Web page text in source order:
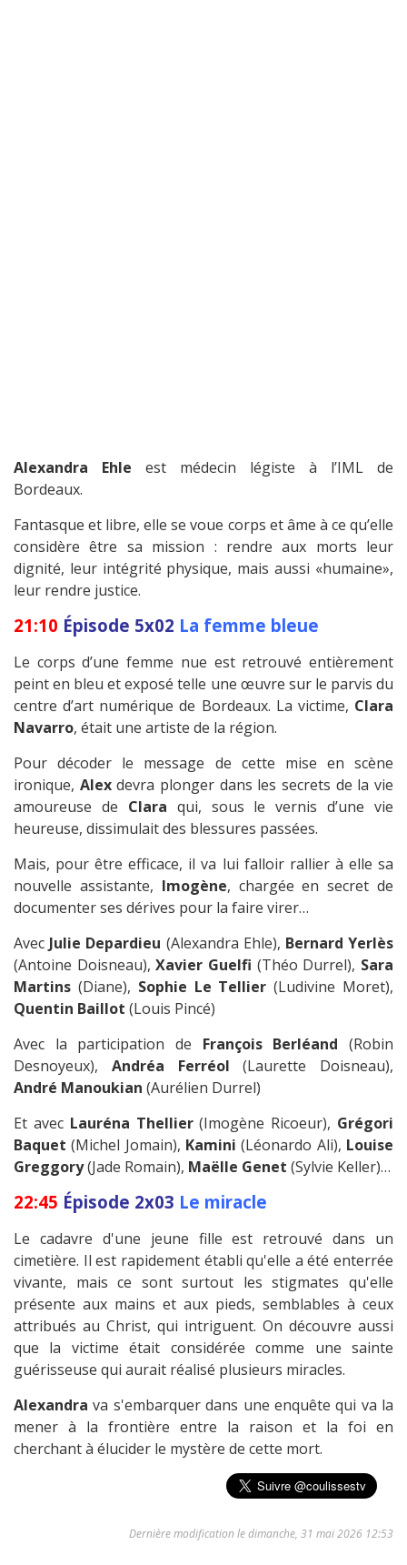
Alexandra Ehle est médecin légiste à l’IML de
Bordeaux.
Fantasque et libre, elle se voue corps et âme à ce qu’elle
considère être sa mission : rendre aux morts leur
dignité, leur intégrité physique, mais aussi «humaine»,
leur rendre justice.
21:10 Épisode 5x02 La femme bleue
Le corps d’une femme nue est retrouvé entièrement
peint en bleu et exposé telle une œuvre sur le parvis du
centre d’art numérique de Bordeaux. La victime, Clara
Navarro, était une artiste de la région.
Pour décoder le message de cette mise en scène
ironique, Alexdevra plonger dans les secrets de la vie
amoureuse de Clara qui, sous le vernis d’une vie
heureuse, dissimulait des blessures passées.
Mais, pour être efficace, il va lui falloir rallier à elle sa
nouvelle assistante, Imogène, chargée en secret de
documenter ses dérives pour la faire virer…
Avec Julie Depardieu (Alexandra Ehle), Bernard Yerlès
(Antoine Doisneau),Xavier Guelfi (Théo Durrel), Sara
Martins (Diane), Sophie Le Tellier(Ludivine Moret),
Quentin Baillot (Louis Pincé)
Avec la participation de
François Berléand(Robin
Desnoyeux), Andréa Ferréol(Laurette Doisneau),
André Manoukian (Aurélien Durrel)
Et avec Lauréna Thellier(Imogène Ricoeur), Grégori
Baquet(Michel Jomain), Kamini(Léonardo Ali), Louise
Greggory(Jade Romain), Maëlle Genet (Sylvie Keller)…
22:45 Épisode 2x03 Le miracle
Le cadavre d'une jeune fille est retrouvé dans un
cimetière. Il est rapidement établi qu'elle a été enterrée
vivante, mais ce sont surtout les stigmates qu'elle
présente aux mains et aux pieds, semblables à ceux
attribués au Christ, qui intriguent. On découvre aussi
que la victime était considérée comme une sainte
guérisseuse qui aurait réalisé plusieurs miracles.
Alexandra va s'embarquer dans une enquête qui va la
mener à la frontière entre la raison et la foi en
cherchant à élucider le mystère de cette mort.
Dernière modification le dimanche, 31 mai 2026 12:53